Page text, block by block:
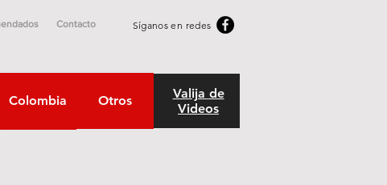
Contacto Síganos en redes
Colombia Otros
Valija de
Videos